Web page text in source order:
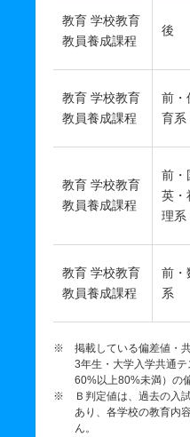
教育 学校教育
教員養成課程
後
教育 学校教育
教員養成課程
前・
育系
教育 学校教育
教員養成課程
前・
英・
理系
教育 学校教育
教員養成課程
前・
系
※ 掲載している偏差値・
3年生・大学入学共通
60%以上80%未満）の
※ Ｂ判定値は、過去の入試
あり、各学校の教育内
ん。